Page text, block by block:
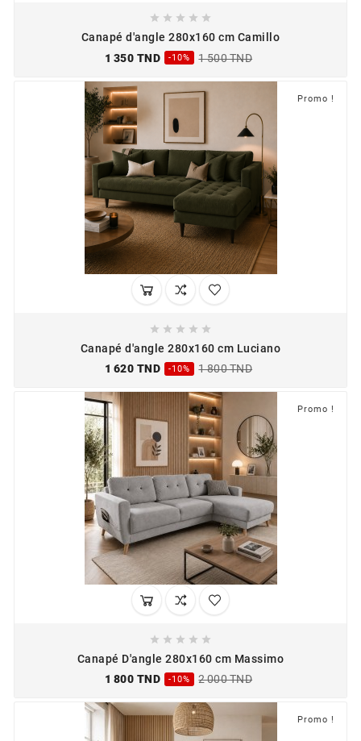
    
Canapé d'angle 280x160 cm Camillo
1 350 TND
-10% 1 500 TND
Promo !
    
Canapé d'angle 280x160 cm Luciano
1 620 TND
-10% 1 800 TND
Promo !
    
Canapé D'angle 280x160 cm Massimo
1 800 TND
-10% 2 000 TND
Promo !